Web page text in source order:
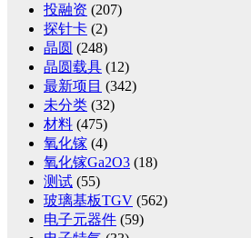
投融资 (207)
探针卡 (2)
晶圆 (248)
晶圆载具 (12)
最新项目 (342)
未分类 (32)
材料 (475)
氧化镓 (4)
氧化镓Ga2O3 (18)
测试 (55)
玻璃基板TGV (562)
电子元器件 (59)